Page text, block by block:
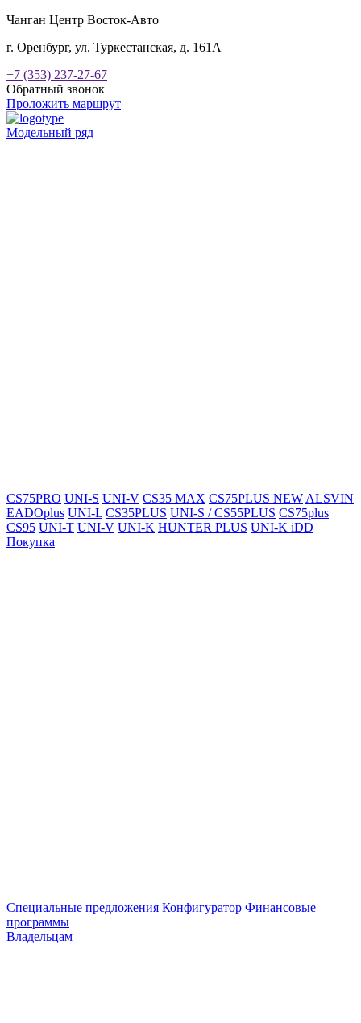
Чанган Центр Восток-Авто
г. Оренбург, ул. Туркестанская, д. 161А
+7 (353) 237-27-67
Обратный звонок
Проложить маршрут
Модельный ряд
CS75PRO UNI-S UNI-V CS35 MAX CS75PLUS NEW ALSVIN
EADOplus UNI-L CS35PLUS UNI-S / CS55PLUS CS75plus
CS95 UNI-T UNI-V UNI-K HUNTER PLUS UNI-K iDD
Покупка
Специальные предложения Конфигуратор Финансовые
программы
Владельцам